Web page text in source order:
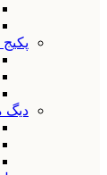
دیگ